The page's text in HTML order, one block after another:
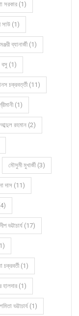
সরকার (1)
সাউ (1)
মঞ্জরী ব্যানার্জী (1)
বসু (1)
চক্রবর্ত্তী (11)
(1)
রহমান (2)
মৌসুমী মুখার্জী (3)
দাস (11)
ভট্টাচার্য (17)
চক্রবর্তী (1)
হালদার (1)
শমিতা ভট্টাচার্য (1)